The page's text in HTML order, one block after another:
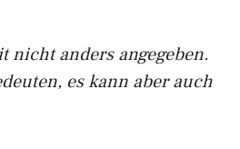
nicht anders angegeben.
es kann aber auch